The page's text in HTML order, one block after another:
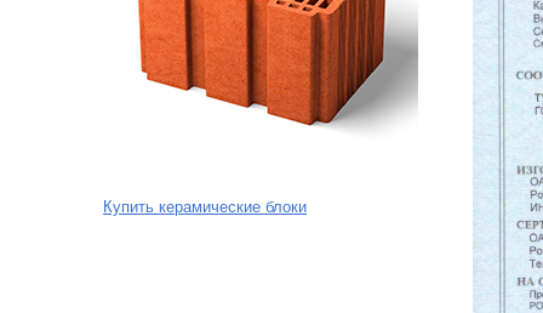
Купить керамические блоки